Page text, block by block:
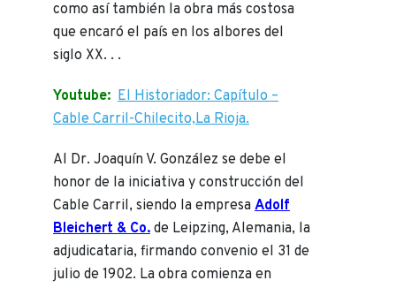
como así también la obra más costosa
que encaró el país en los albores del
siglo XX. . .
Youtube: El Historiador: Capítulo –
Cable Carril-Chilecito,La Rioja.
Al Dr. Joaquín V. González se debe el
honor de la iniciativa y construcción del
Cable Carril, siendo la empresa Adolf
Bleichert & Co. de Leipzing, Alemania, la
adjudicataria, firmando convenio el 31 de
julio de 1902. La obra comienza en